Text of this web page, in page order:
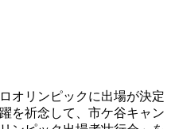
オリンピックに出場が決定
を祈念して、市ケ谷キャン